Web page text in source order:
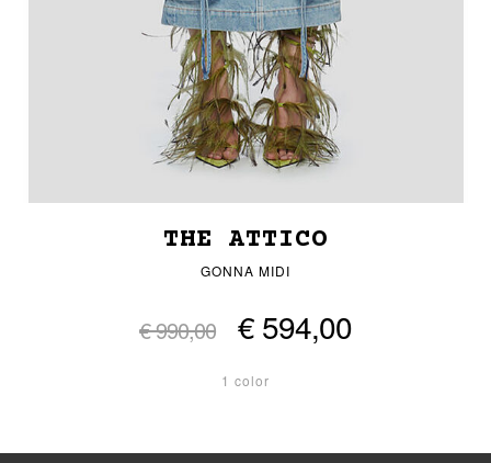
THE ATTICO
GONNA MIDI
€ 990,00 € 594,00
1 color